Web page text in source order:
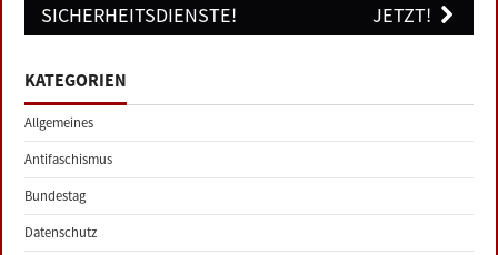
SICHERHEITSDIENSTE!
JETZT!
KATEGORIEN
Allgemeines
Antifaschismus
Bundestag
Datenschutz